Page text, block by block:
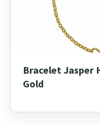
Bracelet Jasper
Gold